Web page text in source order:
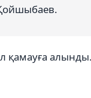
қамауға алынды.